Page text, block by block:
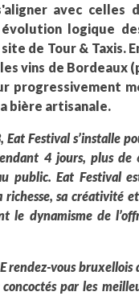
avec celles
logique
de Tour & Taxis.
vins de Bordeaux
progressivement
bière artisanale.
Festival s’installe
4 jours, plus de
public. Eat Festival
richesse,sa créativité
le dynamisme de
rendez-vous
par les